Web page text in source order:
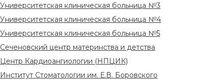
Университетская клиническая больница №3
Университетская клиническая больница №4
Университетская клиническая больница №5
Сеченовский центр материнства и детства
Центр Кардиоангиологии (НПЦИК)
Институт Стоматологии им. Е.В. Боровского